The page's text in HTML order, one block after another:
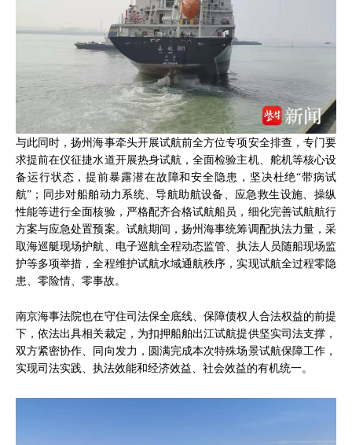
与此同时，扬州海事牵头开展试航前全方位专项安全排查，专门要
求提前在仪征捷水道开展热身试航，全面检验主机、舵机等核心设
备运行状态，提前暴露潜在故障和安全隐患，坚决杜绝“带病试
航”；同步对船舶动力系统、导航助航设备、应急救生设施、操纵
性能等进行全面核验，严格配齐合格试航船员，细化完善试航航行
方案与应急处置预案。试航期间，扬州海事统筹调配执法力量，采
取海巡艇现场护航、电子巡航全程动态监管、执法人员随船现场监
护等多项举措，全程维护试航水域通航秩序，实现试航全过程零隐
患、零险情、零事故。
南京海事法院也在守住司法保全底线、保障债权人合法权益的前提
下，依法出具相关裁定，为扣押船舶出江试航提供坚实司法支撑，
双方紧密协作、同向发力，圆满完成本次特殊场景试航保障工作，
实现司法实践、执法效能和经济效益、社会效益的有机统一。